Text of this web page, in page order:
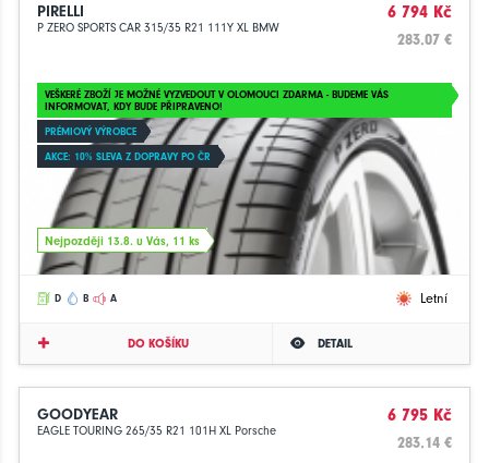
PIRELLI
P ZERO SPORTS CAR 315/35 R21 111Y XL BMW
6 794 Kč
283.07 €
VEŠKERÉ ZBOŽÍ JE MOŽNÉ VYZVEDOUT V OLOMOUCI ZDARMA - BUDEME VÁS
INFORMOVAT, KDY BUDE PŘIPRAVENO!
PRÉMIOVÝ VÝROBCE
AKCE: 10% SLEVA Z DOPRAVY PO ČR
Nejpozději 13.8. u Vás, 11 ks
D B A Letní
DO KOŠÍKU DETAIL
GOODYEAR
EAGLE TOURING 265/35 R21 101H XL Porsche
6 795 Kč
283.14 €